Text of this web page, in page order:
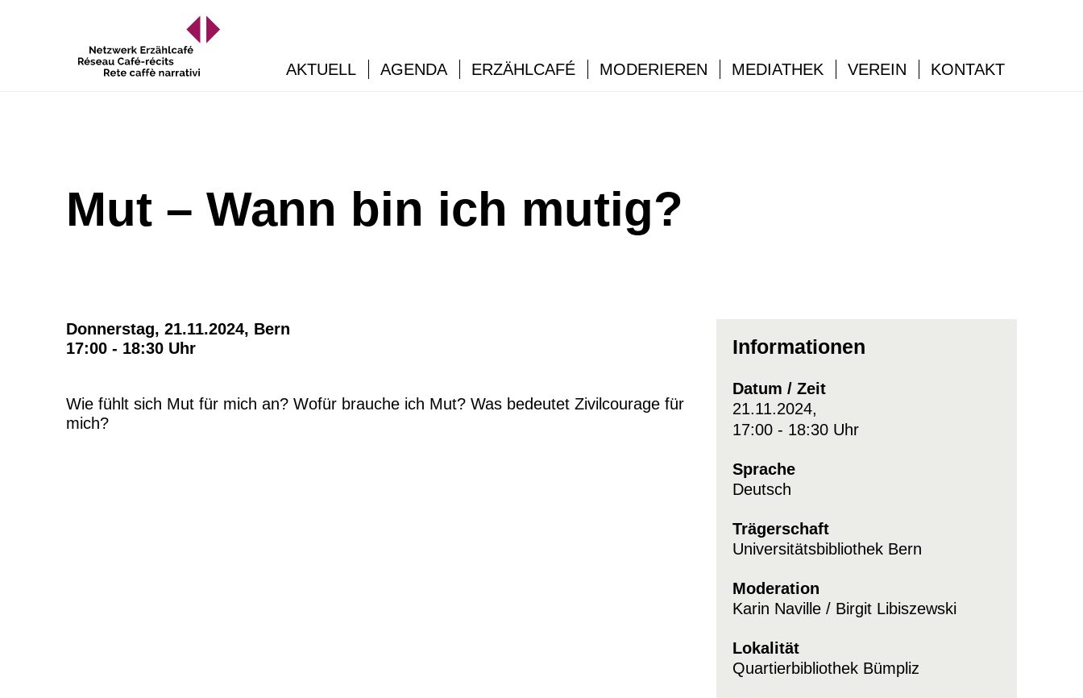
AKTUELL AGENDA ERZÄHLCAFÉ MODERIEREN MEDIATHEK VEREIN KONTAKT
Mut – Wann bin ich mutig?
Donnerstag, 21.11.2024, Bern
17:00 - 18:30 Uhr
Wie fühlt sich Mut für mich an? Wofür brauche ich Mut? Was bedeutet Zivilcourage für
mich?
Informationen
Datum / Zeit
21.11.2024,
17:00 - 18:30 Uhr
Sprache
Deutsch
Trägerschaft
Universitätsbibliothek Bern
Moderation
Karin Naville / Birgit Libiszewski
Lokalität
Quartierbibliothek Bümpliz